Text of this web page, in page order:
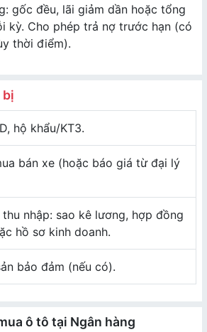
gốc đều, lãi giảm dần hoặc tổng
kỳ. Cho phép trả nợ trước hạn (có
thời điểm).
bị
hộ khẩu/KT3.
bán xe (hoặc báo giá từ đại lý
thu nhập: sao kê lương, hợp đồng
hồ sơ kinh doanh.
bảo đảm (nếu có).
ô tô tại Ngân hàng